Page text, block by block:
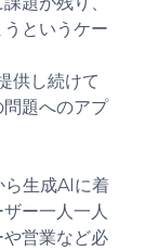
というケー
供し続けて
題へのアプ
生成AIに着
ー一人一人
営業など必